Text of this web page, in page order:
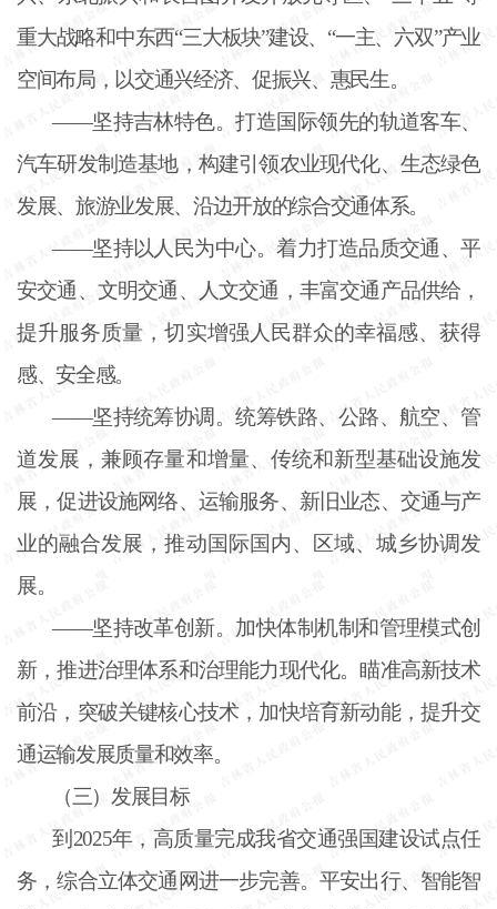
重大战略和中东西“三大板块”建设、“一主、六双”产业
空间布局，以交通兴经济、促振兴、惠民生。
——坚持吉林特色。打造国际领先的轨道客车、
汽车研发制造基地，构建引领农业现代化、生态绿色
发展、旅游业发展、沿边开放的综合交通体系。
——坚持以人民为中心。着力打造品质交通、平
安交通、文明交通、人文交通，丰富交通产品供给，
提升服务质量，切实增强人民群众的幸福感、获得
感、安全感。
——坚持统筹协调。统筹铁路、公路、航空、管
道发展，兼顾存量和增量、传统和新型基础设施发
展，促进设施网络、运输服务、新旧业态、交通与产
业的融合发展，推动国际国内、区域、城乡协调发
展。
——坚持改革创新。加快体制机制和管理模式创
新，推进治理体系和治理能力现代化。瞄准高新技术
前沿，突破关键核心技术，加快培育新动能，提升交
通运输发展质量和效率。
（三）发展目标
到 2025年，高质量完成我省交通强国建设试点任
务，综合立体交通网进一步完善。平安出行、智能智